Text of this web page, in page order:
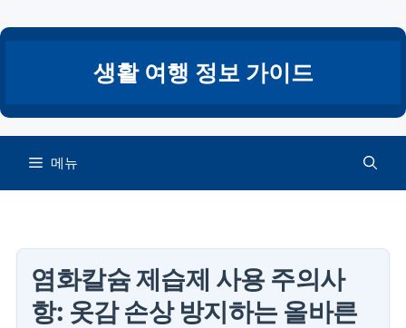
텐
건
너
생활 여행 정보 가이드
메뉴
염화칼슘 제습제 사용 주의사
항: 옷감 손상 방지하는 올바른